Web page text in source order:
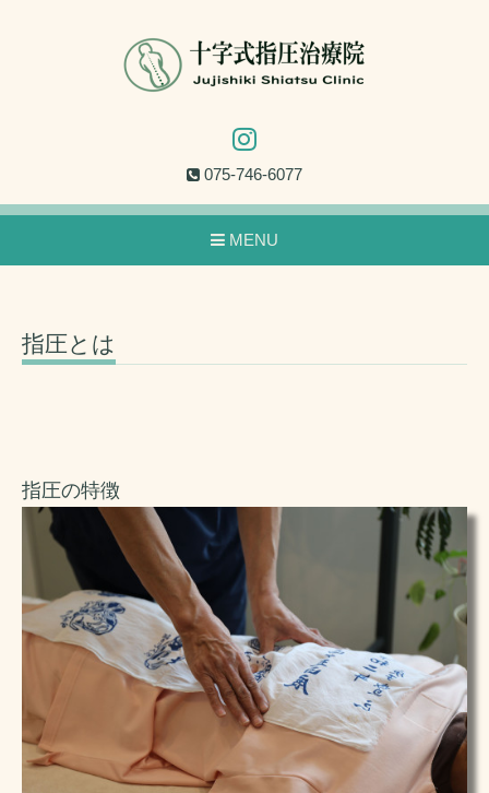
075-746-6077
MENU
指圧とは
指圧の特徴